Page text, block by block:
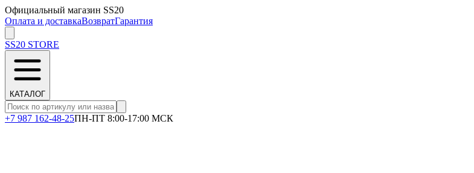
Официальный магазин SS20
Оплата и доставкаВозвратГарантия
SS20 STORE
КАТАЛОГ
+7 987 162-48-25ПН-ПТ 8:00-17:00 МСК